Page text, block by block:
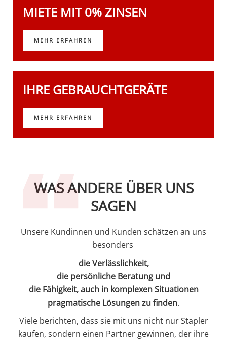
MIETE MIT 0% ZINSEN
MEHR ERFAHREN
IHRE GEBRAUCHTGERÄTE
MEHR ERFAHREN
WAS ANDERE ÜBER UNS
SAGEN
Unsere Kundinnen und Kunden schätzen an uns
besonders
die Verlässlichkeit,
die persönliche Beratung und
die Fähigkeit, auch in komplexen Situationen
pragmatische Lösungen zu finden.
Viele berichten, dass sie mit uns nicht nur Stapler
kaufen, sondern einen Partner gewinnen, der ihre